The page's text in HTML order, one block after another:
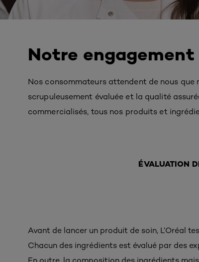
Notre
Nos consommateurs attendent de nous
scrupuleusement évaluée et la qualité
commercialisés, tous nos produits et
ÉVALUATION
Avant de lancer un produit de soin, L’Oréal
Chacun des ingrédients est évalué par des